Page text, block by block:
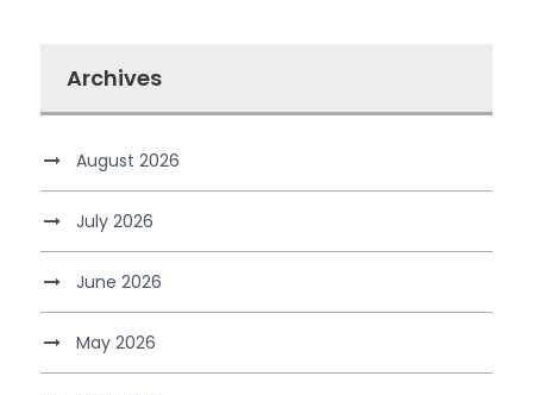
Archives
August 2026
July 2026
June 2026
May 2026